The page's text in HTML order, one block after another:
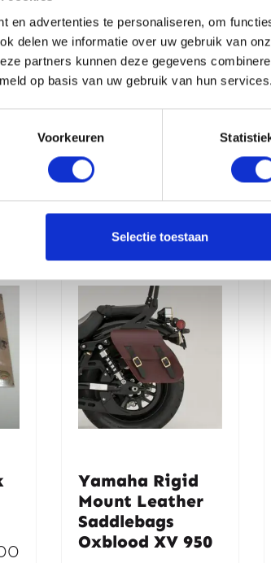
en advertenties te personaliseren, om
delen we informatie over uw gebruik van
partners kunnen deze gegevens
op basis van uw gebruik van hun services.
Voorkeuren
Selectie toestaan
producten
Yamaha Rigid
Mount Leather
Saddlebags
Oxblood XV 950